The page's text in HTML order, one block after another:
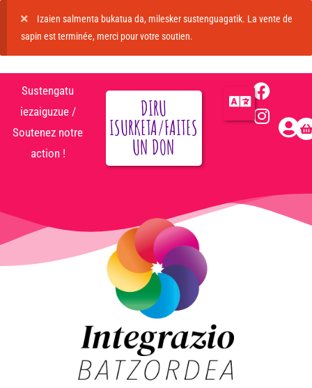
Izaien salmenta bukatua da, milesker sustenguagatik. La vente de
sapin est terminée, merci pour votre soutien.
Sustengatu
iezaiguzue /
Soutenez notre
action !
DIRU
ISURKETA/FAITES
UN DON